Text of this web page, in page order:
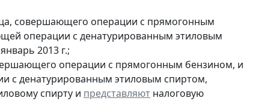
совершающего операции с прямогонным
операции с денатурированным этиловым
2013 г.;
операции с прямогонным бензином, и
с денатурированным этиловым спиртом,
спирту и представляют налоговую